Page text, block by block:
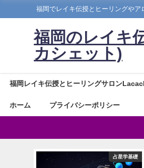
福岡でレイキ伝授とヒーリングやア
福岡のレイキ
カシェット)
福岡レイキ伝授とヒーリングサロン
ホーム プライバシーポリシー
占星学基礎